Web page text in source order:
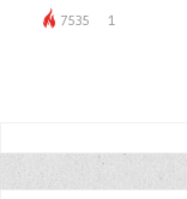
7535
1